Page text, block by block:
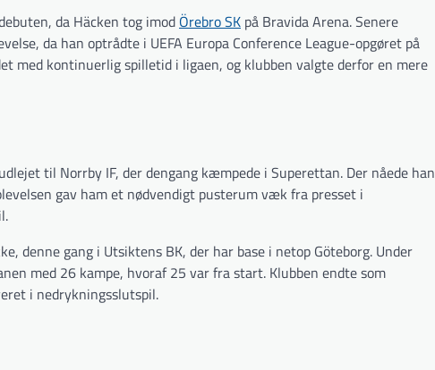
da Häcken tog imod Örebro SK på Bravida Arena. Senere
da han optrådte i UEFA Europa Conference League-opgøret på
med kontinuerlig spilletid i ligaen, og klubben valgte derfor en mere
til Norrby IF, der dengang kæmpede i Superettan. Der nåede han
gav ham et nødvendigt pusterum væk fra presset i
gang i Utsiktens BK, der har base i netop Göteborg. Under
med 26 kampe, hvoraf 25 var fra start. Klubben endte som
i nedrykningsslutspil.